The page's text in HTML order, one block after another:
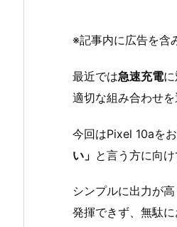
※記事内に広告を含
最近では急速充電
適切な組み合わせ
今回はPixel 10aを
い」 と言う方に向
シンプルに出力が
発揮できず、無駄